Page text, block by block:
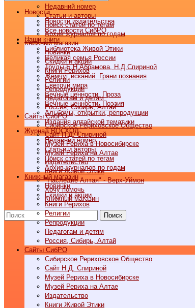
Недавний номер
Статьи и авторы
Поиск статей по тегам
Архив журналов по годам
Книжный магазин
Новинки
Скидки и акции
Книги Рерихов
Религии
Репродукции
Педагогам и детям
Россия, Сибирь, Алтай
Cайты СибРО
Сибирское Рериховское Общество
Сайт Н.Д. Спириной
Музей Рериха в Новосибирске
Музей Рериха на Алтае
Издательство
Книги Живой Этики
"Наследие Алтая" - Верх-Уймон
Хочу помочь
Книжный магазин
Поиск
Новости
Новости издательства
Все новости СибРО
Наши книги
Библиотека Живой Этики
Великая семья России
Труды Б.Н.Абрамова, Н.Д.Спириной
Жемчуг исканий. Грани познания
Светочи мира
Вечные ценности. Проза
Вечные ценности. Поэзия
Альбомы, открытки, репродукции
Издания алтайской тематики
Журнал ВОСХОД
Недавний номер
Статьи и авторы
Поиск статей по тегам
Архив журналов по годам
Книжный магазин
Новинки
Скидки и акции
Книги Рерихов
Религии
Репродукции
Педагогам и детям
Россия, Сибирь, Алтай
Cайты СибРО
Сибирское Рериховское Общество
Сайт Н.Д. Спириной
Музей Рериха в Новосибирске
Музей Рериха на Алтае
Издательство
Книги Живой Этики